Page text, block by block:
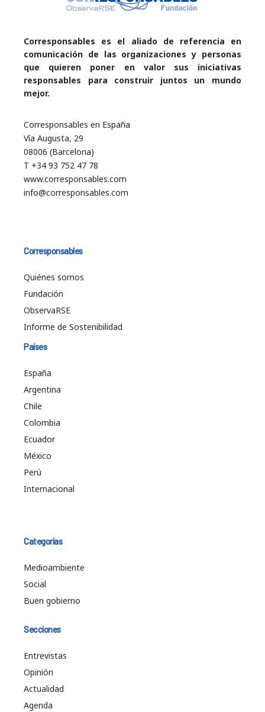
Corresponsables es el aliado de referencia en
comunicación de las organizaciones y personas
que quieren poner en valor sus iniciativas
responsables para construir juntos un mundo
mejor.
Corresponsables en España
Vía Augusta, 29
08006 (Barcelona)
T +34 93 752 47 78
www.corresponsables.com
info@corresponsables.com
Corresponsables
Quiénes somos
Fundación
ObservaRSE
Informe de Sostenibilidad
Países
España
Argentina
Chile
Colombia
Ecuador
México
Perú
Internacional
Categorías
Medioambiente
Social
Buen gobierno
Secciones
Entrevistas
Opinión
Actualidad
Agenda